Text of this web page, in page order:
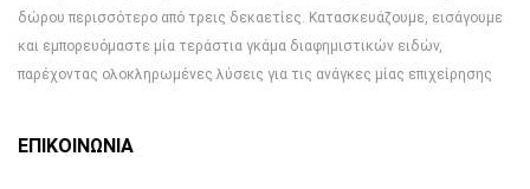
δώρου περισσότερο από τρεις δεκαετίες. Κατασκευάζουμε, εισάγουμε
και εμπορευόμαστε μία τεράστια γκάμα διαφημιστικών ειδών,
παρέχοντας ολοκληρωμένες λύσεις για τις ανάγκες μίας επιχείρησης
ΕΠΙΚΟΙΝΩΝΙΑ